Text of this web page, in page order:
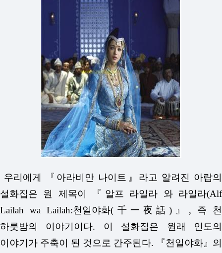
우리에게 『아라비안 나이트』라고 알려진 아랍의
설화집은 원 제목이 『알프 라일라 와 라일라(Alf
Lailah wa Lailah:천일야화(千一夜話)』, 즉 천
하룻밤의 이야기이다. 이 설화집은 원래 인도의
이야기가 주축이 된 것으로 간주된다. 『천일야화』의